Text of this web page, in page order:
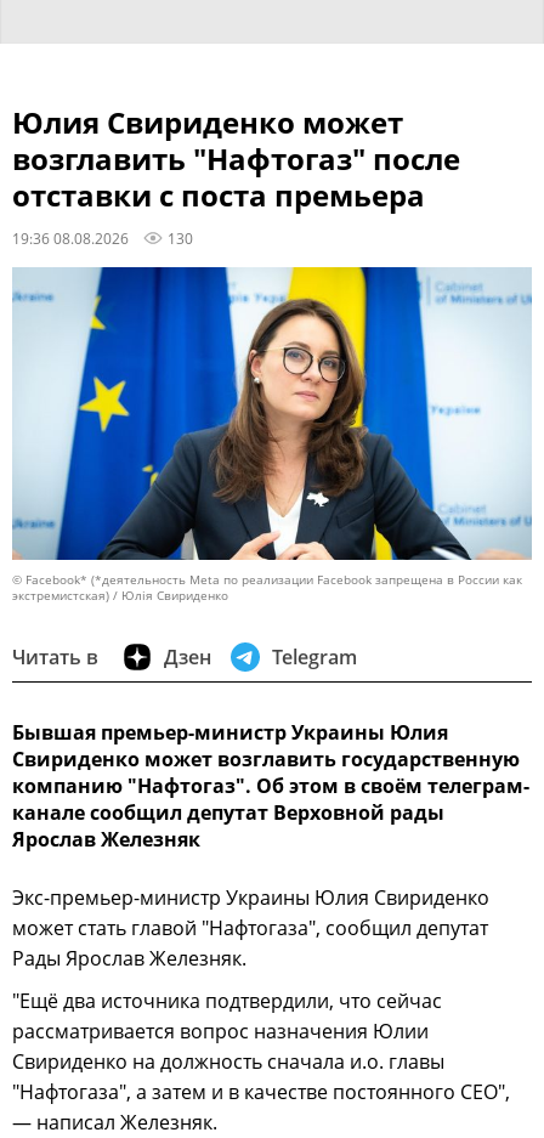
Юлия Свириденко может
возглавить "Нафтогаз" после
отставки с поста премьера
19:36 08.08.2026 130
© Facebook* (*деятельность Meta по реализации Facebook запрещена в России как
экстремистская) / Юлія Свириденко
Читать в Дзен Telegram
Бывшая премьер-министр Украины Юлия
Свириденко может возглавить государственную
компанию "Нафтогаз". Об этом в своём телеграм-
канале сообщил депутат Верховной рады
Ярослав Железняк
Экс-премьер-министр Украины Юлия Свириденко
может стать главой "Нафтогаза", сообщил депутат
Рады Ярослав Железняк.
"Ещё два источника подтвердили, что сейчас
рассматривается вопрос назначения Юлии
Свириденко на должность сначала и.о. главы
"Нафтогаза", а затем и в качестве постоянного CEO",
— написал Железняк.